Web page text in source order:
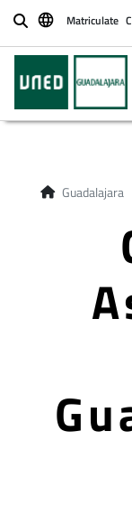
BuscarMatriculate
Guadalajara